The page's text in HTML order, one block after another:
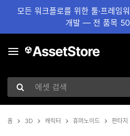
모든 워크플로를 위한 툴·프레임
개발 — 전 품목
에셋 검색
홈 3D 캐릭터 휴머노이드 판타지